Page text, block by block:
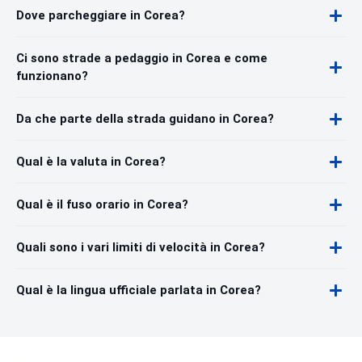
Dove parcheggiare in Corea?
Ci sono strade a pedaggio in Corea e come
funzionano?
Da che parte della strada guidano in Corea?
Qual è la valuta in Corea?
Qual è il fuso orario in Corea?
Quali sono i vari limiti di velocità in Corea?
Qual è la lingua ufficiale parlata in Corea?